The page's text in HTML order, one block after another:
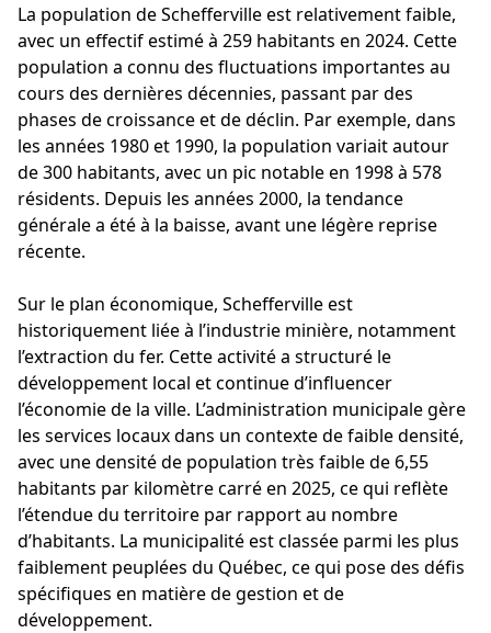
La population de Schefferville est relativement faible,
avec un effectif estimé à 259 habitants en 2024. Cette
population a connu des fluctuations importantes au
cours des dernières décennies, passant par des
phases de croissance et de déclin. Par exemple, dans
les années 1980 et 1990, la population variait autour
de 300 habitants, avec un pic notable en 1998 à 578
résidents. Depuis les années 2000, la tendance
générale a été à la baisse, avant une légère reprise
récente.
Sur le plan économique, Schefferville est
historiquement liée à l’industrie minière, notamment
l’extraction du fer. Cette activité a structuré le
développement local et continue d’influencer
l’économie de la ville. L’administration municipale gère
les services locaux dans un contexte de faible densité,
avec une densité de population très faible de 6,55
habitants par kilomètre carré en 2025, ce qui reflète
l’étendue du territoire par rapport au nombre
d’habitants. La municipalité est classée parmi les plus
faiblement peuplées du Québec, ce qui pose des défis
spécifiques en matière de gestion et de
développement.